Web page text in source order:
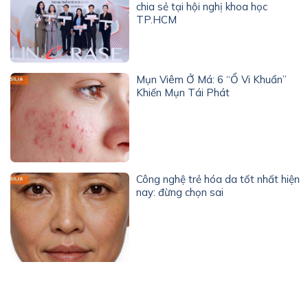
chia sẻ tại hội nghị khoa học
TP.HCM
Mụn Viêm Ở Má: 6 “Ổ Vi Khuẩn”
Khiến Mụn Tái Phát
Công nghệ trẻ hóa da tốt nhất hiện
nay: đừng chọn sai